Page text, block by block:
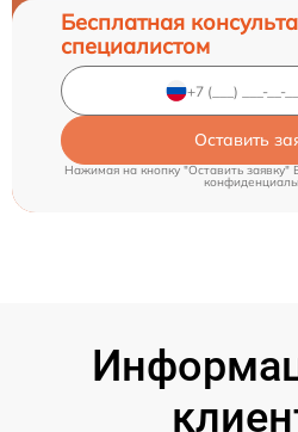
Бесплатная
специалистом
Оставить
Нажимая на кнопку "Оставить заявку"